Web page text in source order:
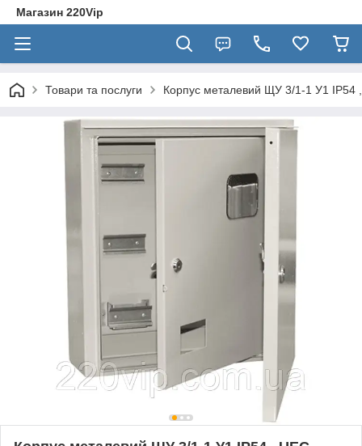
Магазин 220Vip
Товари та послуги Корпус металевий ЩУ 3/1-1 У1 IP54 ,